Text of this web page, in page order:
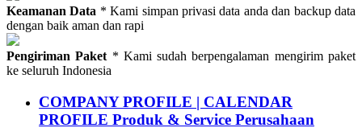
Keamanan Data * Kami simpan privasi data anda dan backup data
dengan baik aman dan rapi
Pengiriman Paket * Kami sudah berpengalaman mengirim paket
ke seluruh Indonesia
COMPANY PROFILE | CALENDAR
PROFILE Produk & Service Perusahaan